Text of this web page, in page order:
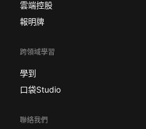
雲端控股
報明牌
跨領域學習
學到
口袋Studio
聯絡我們